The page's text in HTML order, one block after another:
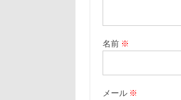
名前 ※
メール ※